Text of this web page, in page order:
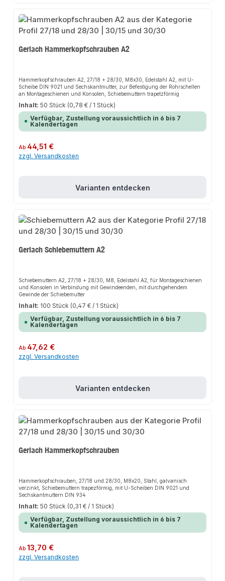
Gerlach Hammerkopfschrauben A2
Hammerkopfschrauben A2, 27/18 + 28/30, M8x30, Edelstahl A2, mit U-
Scheibe DIN 9021 und Sechskantmutter, zur Befestigung der Rohrschellen
an Montageschienen und Konsolen, Schiebemuttern trapetzförmig
Inhalt:50 Stück (0,78 € / 1 Stück)
Verfügbar, Zustellung voraussichtlich in 6 bis 7
Kalendertagen
Regulärer Preis:
Ab 44,51 €
zzgl. Versandkosten
Varianten entdecken
Gerlach Schiebemuttern A2
Schiebemuttern A2, 27/18 + 28/30, M8, Edelstahl A2, für Montageschienen
und Konsolen in Verbindung mit Gewindeenden, mit durchgehendem
Gewinde der Schiebemutter
Inhalt: 100 Stück (0,47 € / 1 Stück)
Verfügbar, Zustellung voraussichtlich in 6 bis 7
Kalendertagen
Regulärer Preis:
Ab 47,62 €
zzgl. Versandkosten
Varianten entdecken
Gerlach Hammerkopfschrauben
Hammerkopfschrauben, 27/18 und 28/30, M8x20, Stahl, galvanisch
verzinkt, Schiebemuttern trapezförmig, mit U-Scheiben DIN 9021 und
Sechskantmuttern DIN 934
Inhalt:50 Stück (0,31 € / 1 Stück)
Verfügbar, Zustellung voraussichtlich in 6 bis 7
Kalendertagen
Regulärer Preis:
Ab13,70 €
zzgl. Versandkosten